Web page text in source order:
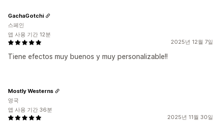
2025년 12월 7일
Tiene efectos muy buenos y muy personalizable!!
GachaGotchi
스페인
앱 사용 기간 12분
2025년 11월 30일
Mostly Westerns
영국
앱 사용 기간 36분